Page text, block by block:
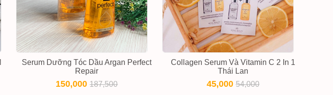
Serum Dưỡng Tóc Dầu Argan Perfect
Repair
150,000187,500
Collagen Serum Và Vitamin C 2 In 1
Thái Lan
45,000 54,000